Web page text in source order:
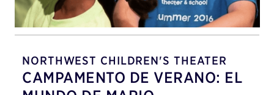
NORTHWEST CHILDREN'S THEATER
CAMPAMENTO DE VERANO: EL